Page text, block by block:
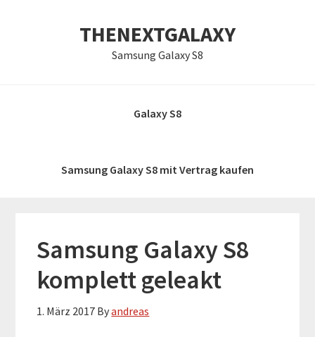
HauptnavigationTHENEXTGALAXY
Samsung Galaxy S8
Galaxy S8
Samsung Galaxy S8 mit Vertrag kaufen
Samsung Galaxy S8
komplett geleakt
1. März 2017 Byandreas